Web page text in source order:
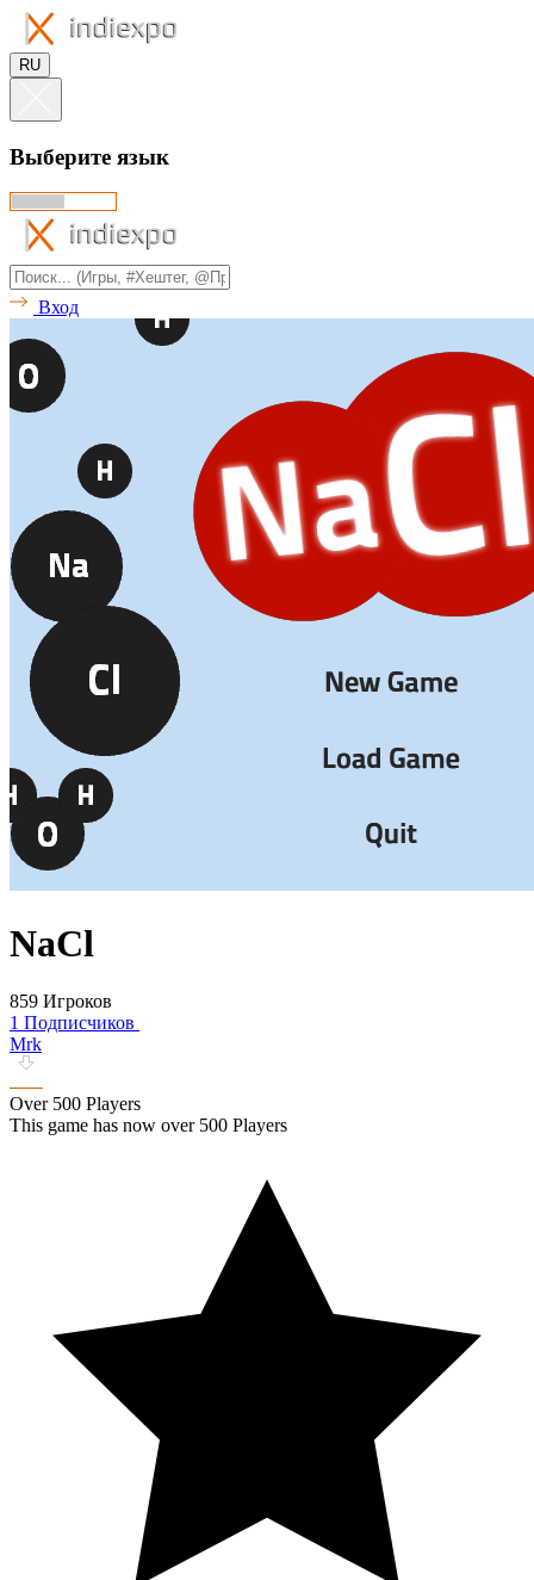
RU
Выберите язык
Вход
NaCl
859 Игроков
1 Подписчиков
Mrk
Over 500 Players
This game has now over 500 Players